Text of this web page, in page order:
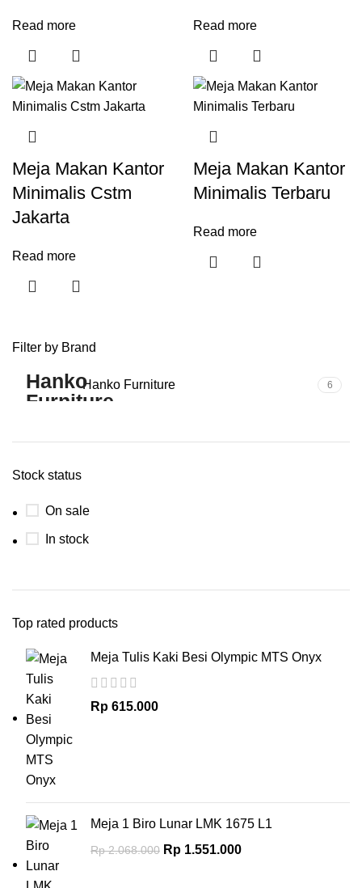
Filter by Brand
Hanko Furniture 6
Stock status
On sale
In stock
Top rated products
Meja Tulis Kaki Besi Olympic MTS Onyx
Rp 615.000
Meja 1 Biro Lunar LMK 1675 L1
Rp2.068.000 Rp 1.551.000
Read more Read more
Meja Makan Kantor
Minimalis Cstm
Jakarta
Read more
Meja Makan Kantor
Minimalis Terbaru
Read more